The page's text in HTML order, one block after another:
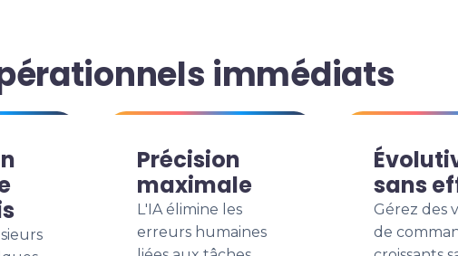
immédiats
Précision
maximale
L'IA élimine les
erreurs humaines
sans
Gérez des
de